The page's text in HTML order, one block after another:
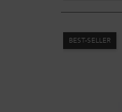
BEST-SELLER